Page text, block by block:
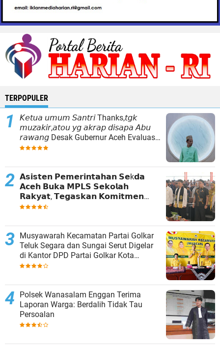
TERPOPULER
𝘒𝘦𝘵𝘶𝘢 𝘶𝘮𝘶𝘮 𝘚𝘢𝘯𝘵𝘳𝘪 Thanks,𝘵𝘨𝘬
𝘮𝘶𝘻𝘢𝘬𝘪𝘳,𝘢𝘵𝘰𝘶 𝘺𝘨 𝘢𝘬𝘳𝘢𝘱 𝘥𝘪𝘴𝘢𝘱𝘢 𝘈𝘣𝘶
𝘳𝘢𝘸𝘢𝘯𝘨 Desak Gubernur Aceh Evaluasi
Total Kepemimpinan Baitul Mal Aceh
𝗔𝘀𝗶𝘀𝘁𝗲𝗻 𝗣𝗲𝗺𝗲𝗿𝗶𝗻𝘁𝗮𝗵𝗮𝗻 𝗦𝗲k𝗱𝗮
𝗔𝗰𝗲𝗵 𝗕𝘂𝗸𝗮 𝗠𝗣𝗟𝗦 𝗦𝗲𝗸𝗼𝗹𝗮𝗵
𝗥𝗮𝗸𝘆𝗮𝘁, 𝗧𝗲𝗴𝗮𝘀𝗸𝗮𝗻 𝗞𝗼𝗺𝗶𝘁𝗺𝗲𝗻
𝗣𝗲𝗺𝗲𝗿𝗶𝗻𝘁𝗮𝗵 𝗧𝗶𝗻𝗴𝗸𝗮𝘁𝗸𝗮𝗻 𝗔𝗸𝘀𝗲𝘀
Musyawarah Kecamatan Partai Golkar
Teluk Segara dan Sungai Serut Digelar
di Kantor DPD Partai Golkar Kota
Bengkulu
Polsek Wanasalam ‎Enggan Terima
Laporan Warga: Berdalih Tidak Tau
Persoalan